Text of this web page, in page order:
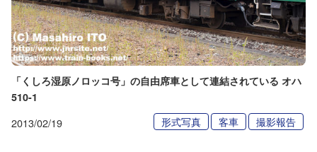
「くしろ湿原ノロッコ号」の自由席車として連結されている オハ
510-1
2013/02/19 形式写真 客車 撮影報告